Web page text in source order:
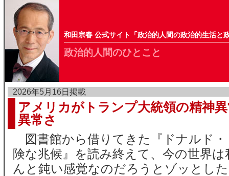
和田宗春 公式サイト「政治的人間の政治的生活と
政治的人間のひとこと
2026年5月16日掲載
アメリカがトランプ大統領の精神
異常さ
図書館から借りてきた『ドナルド
険な兆候』を読み終えて、今の世界
んと鈍い感覚なのだろうとゾッとし